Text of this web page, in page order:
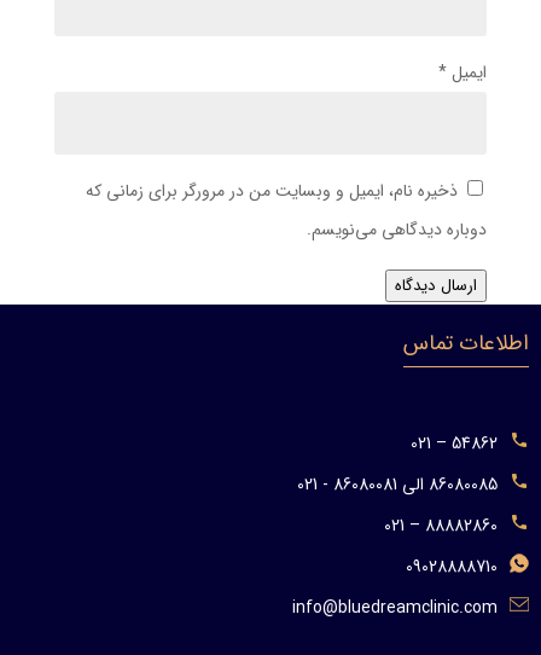
ایمیل*
ذخیره نام، ایمیل و وبسایت من در مرورگر برای زمانی که
دوباره دیدگاهی می‌نویسم.
ارسال دیدگاه
اطلاعات تماس
54862 – 021
86080085 الی 86080081 - 021
88882860 – 021
09028888710
info@bluedreamclinic.com